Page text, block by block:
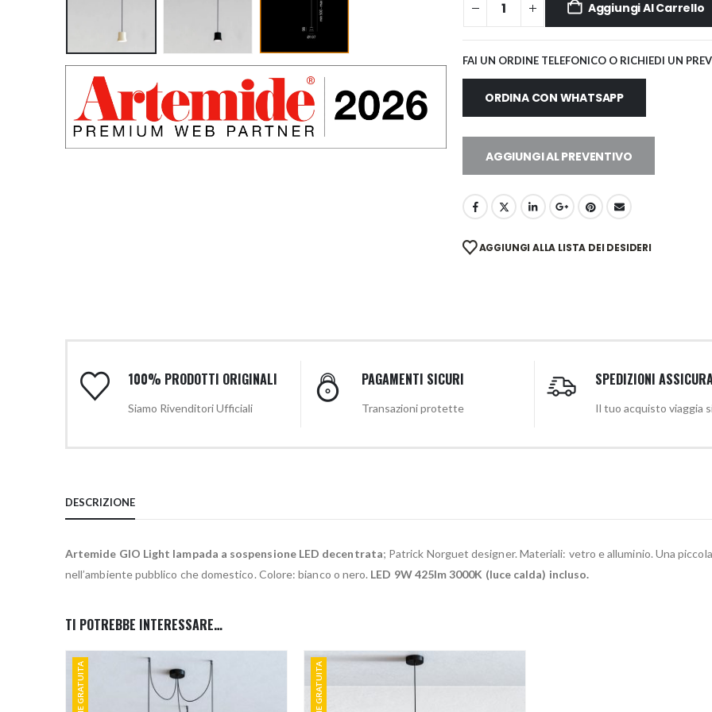
Aggiungi Al Carrello
FAI UN ORDINE TELEFONICO O RICHIEDI UN
ORDINA CON WHATSAPP
AGGIUNGI AL PREVENTIVO
AGGIUNGI ALLA LISTA DEI DESIDERI
100% PRODOTTI ORIGINALI
Siamo Rivenditori Ufficiali
PAGAMENTI SICURI
Transazioni protette
SPEDIZIONI
Il tuo acquisto viaggia
DESCRIZIONE
Artemide GIO Light lampada a sospensione LED decentrata; Patrick Norguet designer. Materiali: vetro e alluminio. Una
nell’ambiente pubblico che domestico. Colore: bianco o nero. LED 9W 425lm 3000K (luce calda) incluso.
TI POTREBBE INTERESSARE…